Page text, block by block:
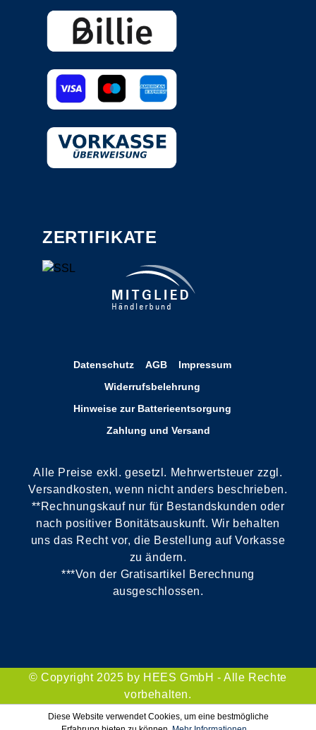
ZERTIFIKATE
Datenschutz AGB
Impressum
Widerrufsbelehrung
Hinweise zur Batterieentsorgung
Zahlung und Versand
Alle Preise exkl. gesetzl. Mehrwertsteuer zzgl.
Versandkosten, wenn nicht anders beschrieben.
**Rechnungskauf nur für Bestandskunden oder
nach positiver Bonitätsauskunft. Wir behalten
uns das Recht vor, die Bestellung auf Vorkasse
zu ändern.
***Von der Gratisartikel Berechnung
ausgeschlossen.
© Copyright 2025 by HEES GmbH - Alle Rechte
vorbehalten.
Diese Website verwendet Cookies, um eine bestmögliche